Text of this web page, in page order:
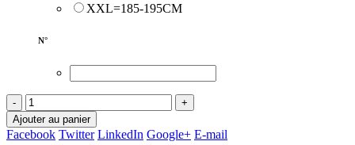
XXL=185-195CM
N°
-
+
Ajouter au panier
Facebook Twitter LinkedIn Google+ E-mail